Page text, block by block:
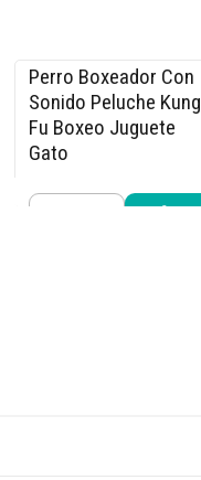
-40% OFF
Perro Boxeador Con
Sonido Peluche Kung
Fu Boxeo Juguete
Gato
$11.990$19.980